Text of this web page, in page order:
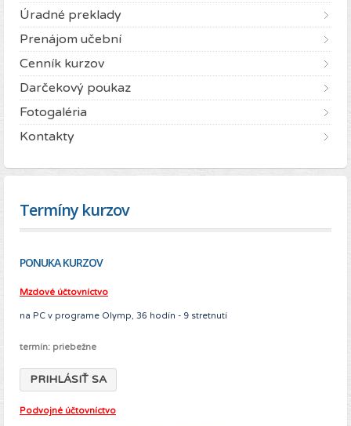
Úradné preklady
Prenájom učební
Cenník kurzov
Darčekový poukaz
Fotogaléria
Kontakty
Termíny kurzov
PONUKA KURZOV
Mzdové účtovníctvo
na PC v programe Olymp, 36 hodín - 9 stretnutí
termín: priebežne
PRIHLÁSIŤ SA
Podvojné účtovníctvo